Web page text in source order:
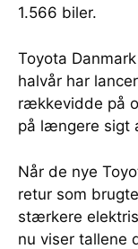
1.566 biler.
Toyota
halvår har
rækkevidde på
på længere sigt
Når de nye
retur som
stærkere
nu viser tallene